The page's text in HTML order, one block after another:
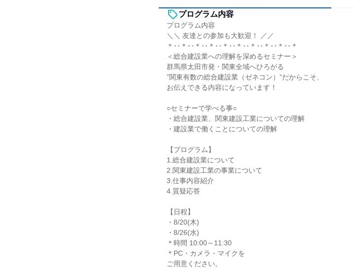
プログラム内容
プログラム内容
＼＼ 友達との参加も大歓迎！ ／／
＊･･＊･･＊･･＊･･＊･･＊･･＊･･＊･･＊･･＊
＜総合建設業への理解を深めるセミナー＞
群馬県太田市発・関東全域へひろがる
”関東有数の総合建設業（ゼネコン）”だからこそ、
お伝えできる内容になっています！
○セミナーで学べる事○
・総合建設業、関東建設工業についての理解
・建設業で働くことについての理解
【プログラム】
1.総合建設業について
2.関東建設工業の事業について
3.仕事内容紹介
4.質疑応答
【日程】
・8/20(木)
・8/26(水)
＊時間 10:00～11:30
＊PC・カメラ・マイクを
ご用意ください。